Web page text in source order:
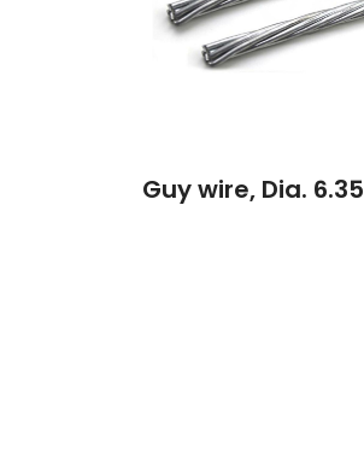
Guy wire, Dia. 6.35